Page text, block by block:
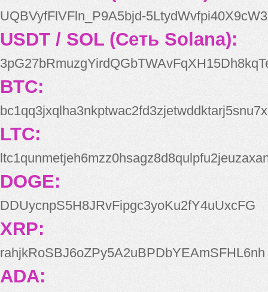
UQBVyfFlVFln_P9A5bjd-
USDT / SOL (Сеть Solana):
BTC:
bc1qq3jxqlha3nkptwac2fd3zjetwddktarj5snu7x
LTC:
DOGE:
DDUycnpS5H8JRvFipgc3yoKu2fY4uUxcFG
XRP:
rahjkRoSBJ6oZPy5A2uBPDbYEAmSFHL6nh
ADA: